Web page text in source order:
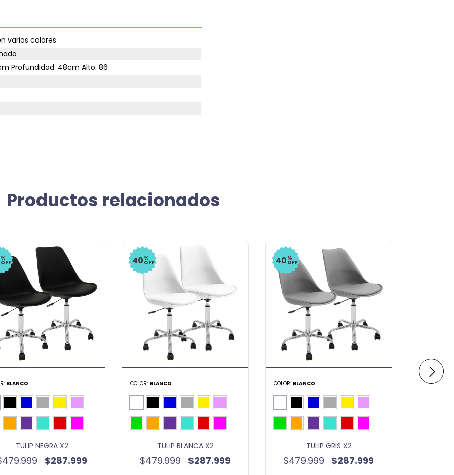
varios colores
Profundidad: 48cm Alto: 86
Productos relacionados
%
OFF
BLANCO
TULIP NEGRA X2
$287.999
40 %
OFF
COLOR: BLANCO
TULIP BLANCA X2
$479.999 $287.999
40 %
OFF
COLOR: BLANCO
TULIP GRIS X2
$479.999 $287.999
COLOR: